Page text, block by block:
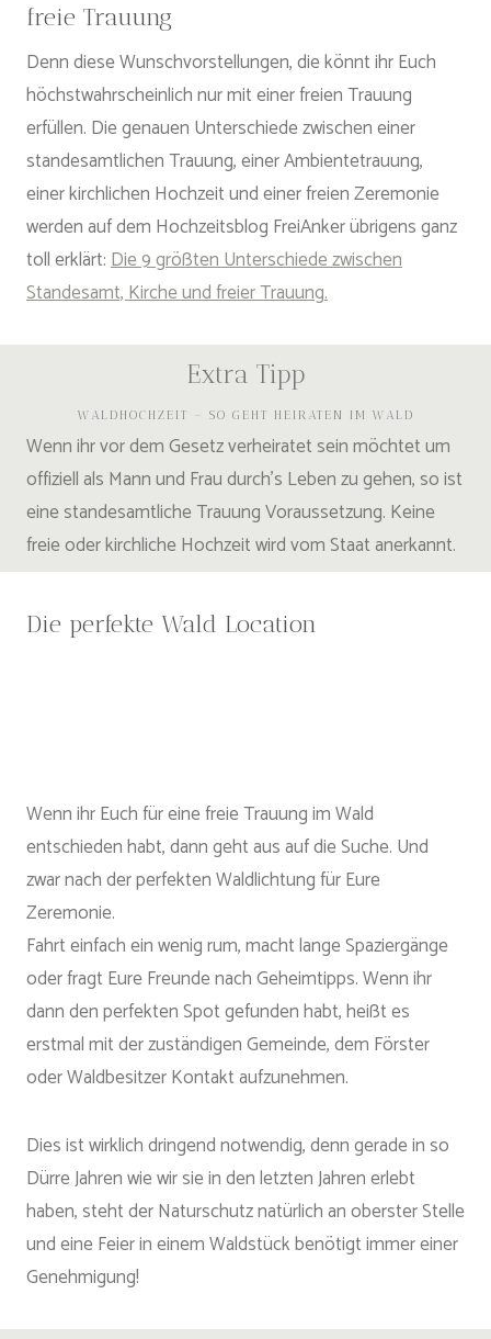
freie Trauung
Denn diese Wunschvorstellungen, die könnt ihr Euch
höchstwahrscheinlich nur mit einer freien Trauung
erfüllen. Die genauen Unterschiede zwischen einer
standesamtlichen Trauung, einer Ambientetrauung,
einer kirchlichen Hochzeit und einer freien Zeremonie
werden auf dem Hochzeitsblog FreiAnker übrigens ganz
toll erklärt:Die 9 größten Unterschiede zwischen
Standesamt, Kirche und freier Trauung.
Extra Tipp
WALDHOCHZEIT – SO GEHT HEIRATEN IM WALD
Wenn ihr vor dem Gesetz verheiratet sein möchtet um
offiziell als Mann und Frau durch’s Leben zu gehen, so ist
eine standesamtliche Trauung Voraussetzung. Keine
freie oder kirchliche Hochzeit wird vom Staat anerkannt.
Die perfekte Wald Location
Wenn ihr Euch für eine freie Trauung im Wald
entschieden habt, dann geht aus auf die Suche. Und
zwar nach der perfekten Waldlichtung für Eure
Zeremonie.
Fahrt einfach ein wenig rum, macht lange Spaziergänge
oder fragt Eure Freunde nach Geheimtipps. Wenn ihr
dann den perfekten Spot gefunden habt, heißt es
erstmal mit der zuständigen Gemeinde, dem Förster
oder Waldbesitzer Kontakt aufzunehmen.
Dies ist wirklich dringend notwendig, denn gerade in so
Dürre Jahren wie wir sie in den letzten Jahren erlebt
haben, steht der Naturschutz natürlich an oberster Stelle
und eine Feier in einem Waldstück benötigt immer einer
Genehmigung!